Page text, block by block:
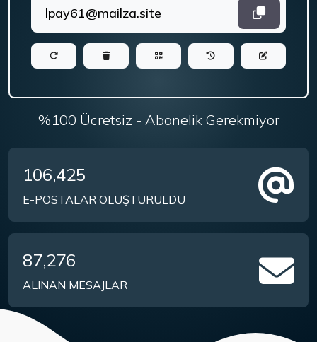
%100 Ücretsiz - Abonelik Gerekmiyor
106,425
E-POSTALAR OLUŞTURULDU
87,276
ALINAN MESAJLAR